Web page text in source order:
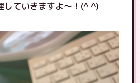
していきますよ〜！(^ ^)